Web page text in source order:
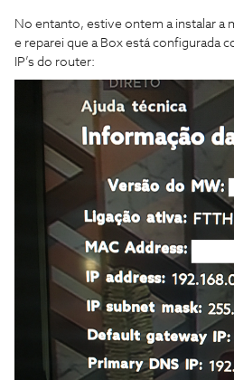
No entanto, estive ontem a instalar a
e reparei que a Box está configurada
IP’s do router: